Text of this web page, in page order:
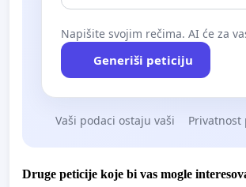
Napišite svojim rečima. AI će za
Generiši peticiju
Vaši podaci ostaju vaši Privatnost
Druge peticije koje bi vas mogle